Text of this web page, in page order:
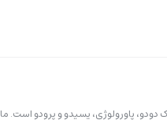
پاورولوژی، یسیدو و پرودو است. ما